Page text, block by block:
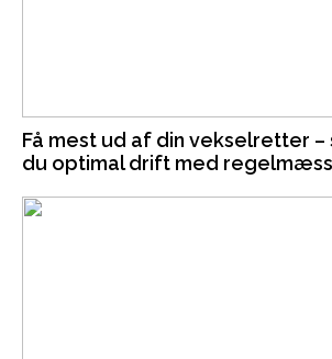
Få mest ud af din vekselretter –
du optimal drift med